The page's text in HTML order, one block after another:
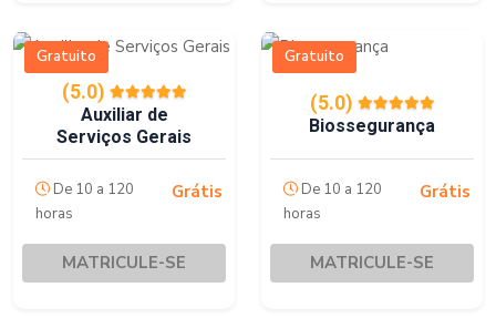
Gratuito
(5.0)
Auxiliar de
Serviços Gerais
De 10 a 120
horas
Grátis
MATRICULE-SE
Gratuito
(5.0)
Biossegurança
De 10 a 120
horas
Grátis
MATRICULE-SE